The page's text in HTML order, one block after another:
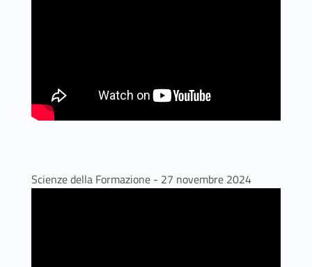
Scienze della Formazione - 27 novembre 2024